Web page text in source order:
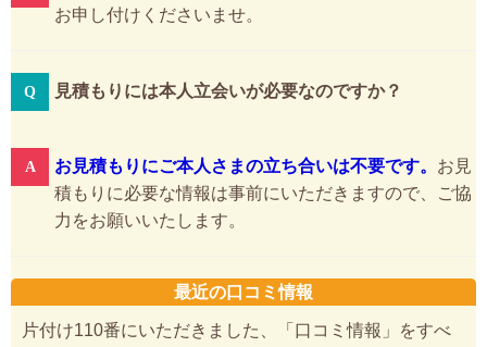
お申し付けくださいませ。
見積もりには本人立会いが必要なのですか？
お見積もりにご本人さまの立ち合いは不要です。 お見
積もりに必要な情報は事前にいただきますので、ご協
力をお願いいたします。
最近の口コミ情報
片付け110番にいただきました、「口コミ情報」をすべ